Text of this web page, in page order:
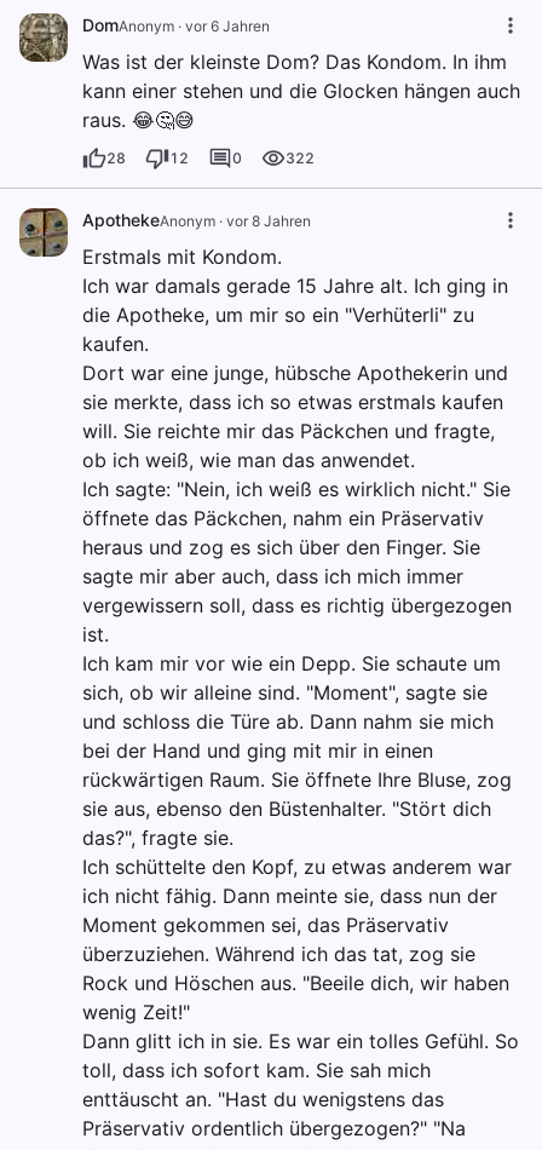
DomAnonym · vor 6 Jahren
Was ist der kleinste Dom? Das Kondom. In ihm
kann einer stehen und die Glocken hängen auch
raus. 😂🤔😅
28 12 0 322
ApothekeAnonym · vor 8 Jahren
Erstmals mit Kondom.
Ich war damals gerade 15 Jahre alt. Ich ging in
die Apotheke, um mir so ein "Verhüterli" zu
kaufen.
Dort war eine junge, hübsche Apothekerin und
sie merkte, dass ich so etwas erstmals kaufen
will. Sie reichte mir das Päckchen und fragte,
ob ich weiß, wie man das anwendet.
Ich sagte: "Nein, ich weiß es wirklich nicht." Sie
öffnete das Päckchen, nahm ein Präservativ
heraus und zog es sich über den Finger. Sie
sagte mir aber auch, dass ich mich immer
vergewissern soll, dass es richtig übergezogen
ist.
Ich kam mir vor wie ein Depp. Sie schaute um
sich, ob wir alleine sind. "Moment", sagte sie
und schloss die Türe ab. Dann nahm sie mich
bei der Hand und ging mit mir in einen
rückwärtigen Raum. Sie öffnete Ihre Bluse, zog
sie aus, ebenso den Büstenhalter. "Stört dich
das?", fragte sie.
Ich schüttelte den Kopf, zu etwas anderem war
ich nicht fähig. Dann meinte sie, dass nun der
Moment gekommen sei, das Präservativ
überzuziehen. Während ich das tat, zog sie
Rock und Höschen aus. "Beeile dich, wir haben
wenig Zeit!"
Dann glitt ich in sie. Es war ein tolles Gefühl. So
toll, dass ich sofort kam. Sie sah mich
enttäuscht an. "Hast du wenigstens das
Präservativ ordentlich übergezogen?" "Na